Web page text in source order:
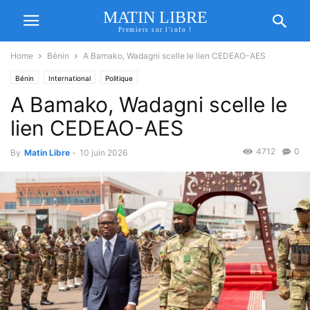
MATIN LIBRE
Premiers sur l'info !
Home Bénin A Bamako, Wadagni scelle le lien CEDEAO-AES
Bénin International Politique
A Bamako, Wadagni scelle le
lien CEDEAO-AES
By Matin Libre - 10 juin 2026 0
4712